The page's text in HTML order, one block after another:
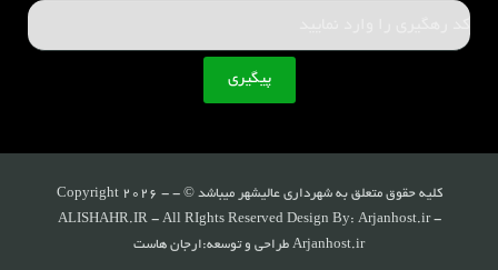
کلیه حقوق متعلق به شهرداری عالیشهر میباشد © - Copyright 2026 -
ALISHAHR.IR - All RIghts Reserved Design By: Arjanhost.ir -
Arjanhost.ir طراحی و توسعه:ارجان هاست